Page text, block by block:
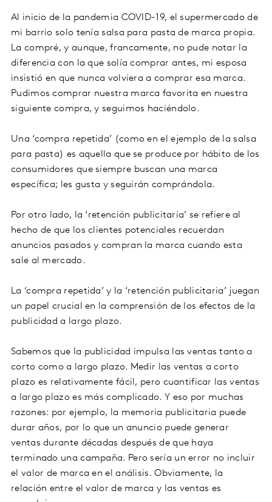
Al inicio de la pandemia COVID-19, el supermercado de
mi barrio solo tenía salsa para pasta de marca propia.
La compré, y aunque, francamente, no pude notar la
diferencia con la que solía comprar antes, mi esposa
insistió en que nunca volviera a comprar esa marca.
Pudimos comprar nuestra marca favorita en nuestra
siguiente compra, y seguimos haciéndolo.
Una ‘compra repetida’ (como en el ejemplo de la salsa
para pasta) es aquella que se produce por hábito de los
consumidores que siempre buscan una marca
específica; les gusta y seguirán comprándola.
Por otro lado, la ‘retención publicitaria’ se refiere al
hecho de que los clientes potenciales recuerdan
anuncios pasados y compran la marca cuando esta
sale al mercado.
La ‘compra repetida’ y la ‘retención publicitaria’ juegan
un papel crucial en la comprensión de los efectos de la
publicidad a largo plazo.
Sabemos que la publicidad impulsa las ventas tanto a
corto como a largo plazo. Medir las ventas a corto
plazo es relativamente fácil, pero cuantificar las ventas
a largo plazo es más complicado. Y eso por muchas
razones: por ejemplo, la memoria publicitaria puede
durar años, por lo que un anuncio puede generar
ventas durante décadas después de que haya
terminado una campaña. Pero sería un error no incluir
el valor de marca en el análisis. Obviamente, la
relación entre el valor de marca y las ventas es